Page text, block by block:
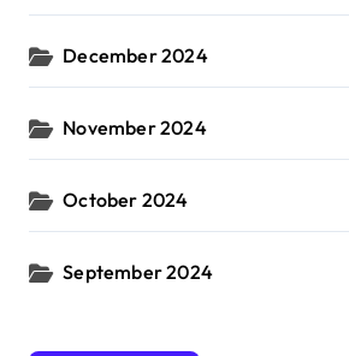
December 2024
November 2024
October 2024
September 2024